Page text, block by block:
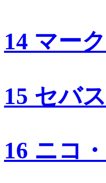
14 マー
15 セバ
16 ニコ